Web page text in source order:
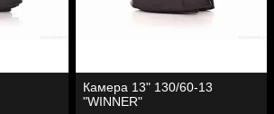
Камера 13" 130/60-13
"WINNER"